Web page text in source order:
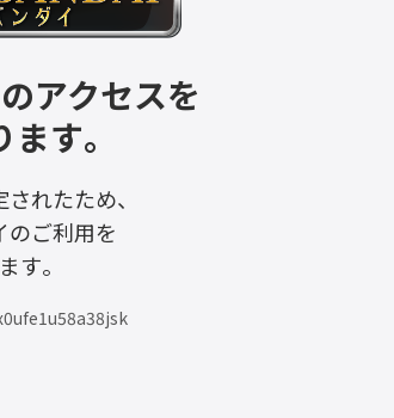
アクセスを
す。
れたため、
のご利用を
す。